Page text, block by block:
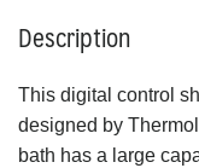
Description
This digital control
designed by
bath has a large